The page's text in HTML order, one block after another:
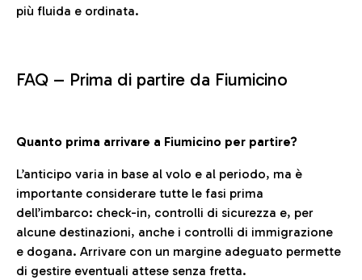
più fluida e ordinata.
FAQ – Prima di partire da Fiumicino
Quanto prima arrivare a Fiumicino per partire?
L’anticipo varia in base al volo e al periodo, ma è
importante considerare tutte le fasi prima
dell’imbarco: check-in, controlli di sicurezza e, per
alcune destinazioni, anche i controlli di immigrazione
e dogana. Arrivare con un margine adeguato permette
di gestire eventuali attese senza fretta.